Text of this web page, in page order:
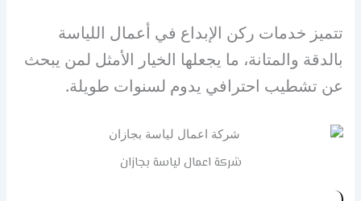
تتميز خدمات ركن الإبداع في أعمال اللياسة
بالدقة والمتانة، ما يجعلها الخيار الأمثل لمن يبحث
عن تشطيب احترافي يدوم لسنوات طويلة.
شركة اعمال لياسة بجازان